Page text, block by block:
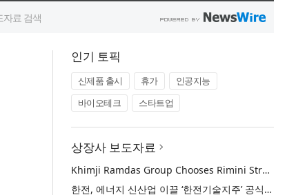
인기 토픽
신제품 출시 휴가
인공지능
바이오테크
스타트업
상장사 보도자료
Khimji Ramdas Group Chooses Rimini Street to Reduce SAP Support Costs, Protect 700+ Customizations and Reinvest Savings in Innovation
한전, 에너지 신산업 이끌 ‘한전기술지주’ 공식 출범